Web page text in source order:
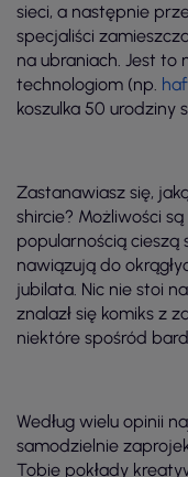
sieci, a następnie
specjaliści
na ubraniach. Jest to
technologiom (np.
koszulka 50 urodziny
Zastanawiasz się,
shircie? Możliwości
popularnością cieszą
nawiązują do
jubilata. Nic nie stoi
znalazł się komiks z
niektóre spośród
Według wielu opinii
samodzielnie
Tobie pokłady